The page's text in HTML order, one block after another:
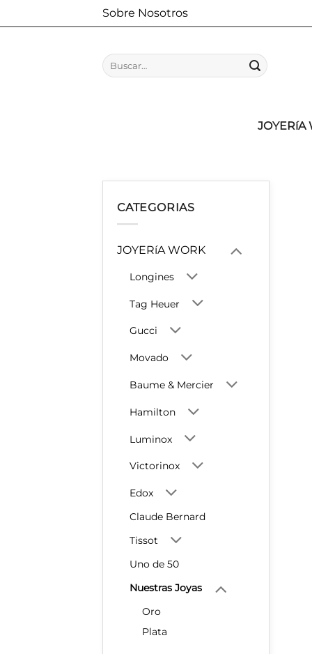
al
Sobre Nosotros
Buscar
por:
JOYERíA
CATEGORIAS
JOYERíA WORK
Longines
Tag Heuer
Gucci
Movado
Baume & Mercier
Hamilton
Luminox
Victorinox
Edox
Claude Bernard
Tissot
Uno de 50
Nuestras Joyas
Oro
Plata